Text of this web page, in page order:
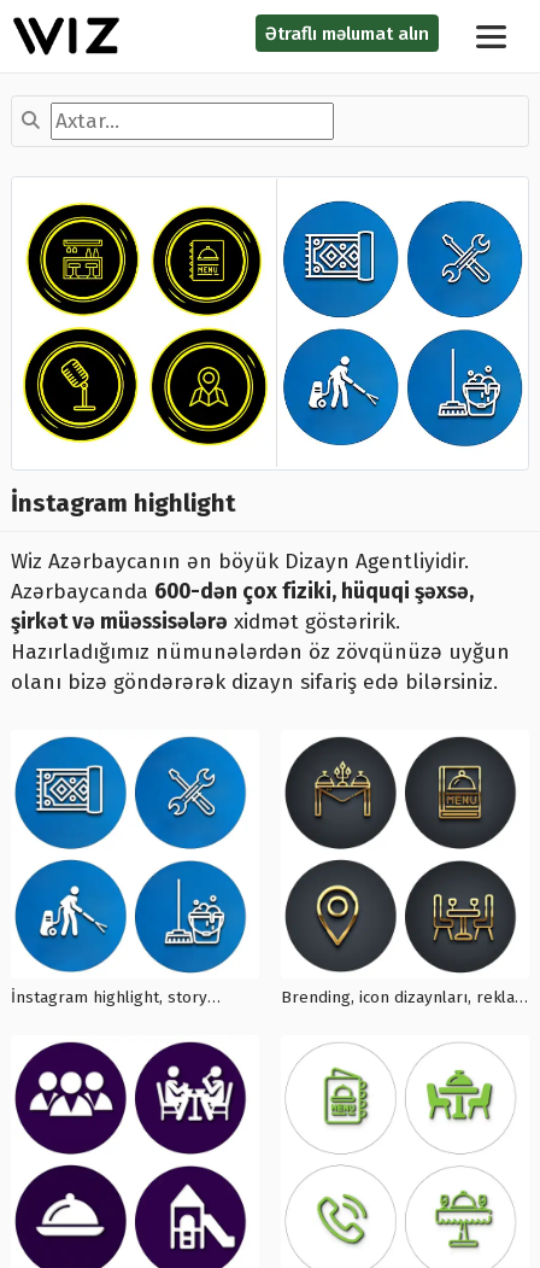
Ətraflı məlumat alın
İnstagram highlight
Wiz Azərbaycanın ən böyük Dizayn Agentliyidir.
Azərbaycanda 600-dən çox fiziki, hüquqi şəxsə,
şirkət və müəssisələrə xidmət göstəririk.
Hazırladığımız nümunələrdən öz zövqünüzə uyğun
olanı bizə göndərərək dizayn sifariş edə bilərsiniz.
İnstagram highlight, story
instagram iconları, İ0010
Brending, icon dizaynları, reklam
İ0009